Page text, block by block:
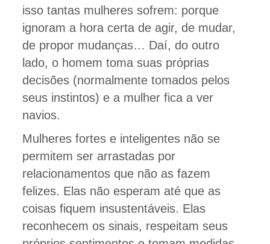
isso tantas mulheres sofrem: porque
ignoram a hora certa de agir, de mudar,
de propor mudanças… Daí, do outro
lado, o homem toma suas próprias
decisões (normalmente tomados pelos
seus instintos) e a mulher fica a ver
navios.
Mulheres fortes e inteligentes não se
permitem ser arrastadas por
relacionamentos que não as fazem
felizes. Elas não esperam até que as
coisas fiquem insustentáveis. Elas
reconhecem os sinais, respeitam seus